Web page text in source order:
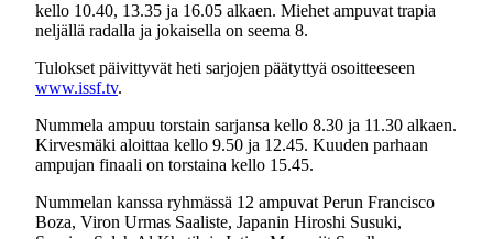
kello 10.40, 13.35 ja 16.05 alkaen. Miehet ampuvat trapia
neljällä radalla ja jokaisella on seema 8.
Tulokset päivittyvät heti sarjojen päätyttyä osoitteeseen
www.issf.tv.
Nummela ampuu torstain sarjansa kello 8.30 ja 11.30 alkaen.
Kirvesmäki aloittaa kello 9.50 ja 12.45. Kuuden parhaan
ampujan finaali on torstaina kello 15.45.
Nummelan kanssa ryhmässä 12 ampuvat Perun Francisco
Boza, Viron Urmas Saaliste, Japanin Hiroshi Susuki,